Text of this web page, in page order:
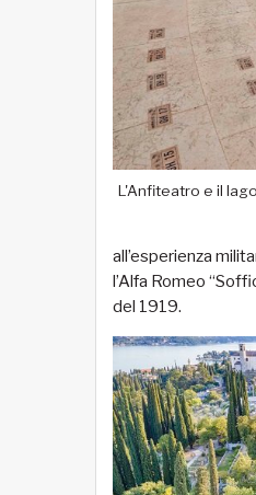
L'Anfiteatro e il
all’esperienza
l’Alfa Romeo
del 1919.